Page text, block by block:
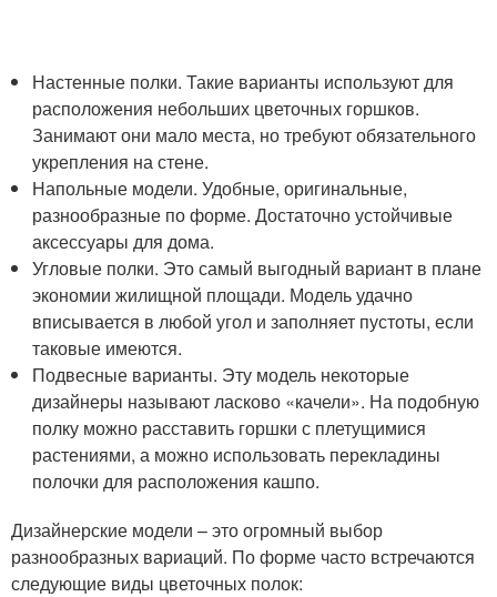
Настенные полки. Такие варианты используют для
расположения небольших цветочных горшков.
Занимают они мало места, но требуют обязательного
укрепления на стене.
Напольные модели. Удобные, оригинальные,
разнообразные по форме. Достаточно устойчивые
аксессуары для дома.
Угловые полки. Это самый выгодный вариант в плане
экономии жилищной площади. Модель удачно
вписывается в любой угол и заполняет пустоты, если
таковые имеются.
Подвесные варианты. Эту модель некоторые
дизайнеры называют ласково «качели». На подобную
полку можно расставить горшки с плетущимися
растениями, а можно использовать перекладины
полочки для расположения кашпо.
Дизайнерские модели – это огромный выбор
разнообразных вариаций. По форме часто встречаются
следующие виды цветочных полок: